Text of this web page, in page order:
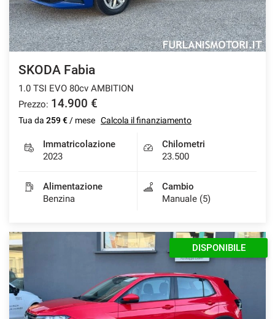
SKODA Fabia
1.0 TSI EVO 80cv AMBITION
Prezzo: 14.900 €
Tua da 259 € / mese Calcola il finanziamento
Immatricolazione
2023
Chilometri
23.500
Alimentazione
Benzina
Cambio
Manuale (5)
DISPONIBILE